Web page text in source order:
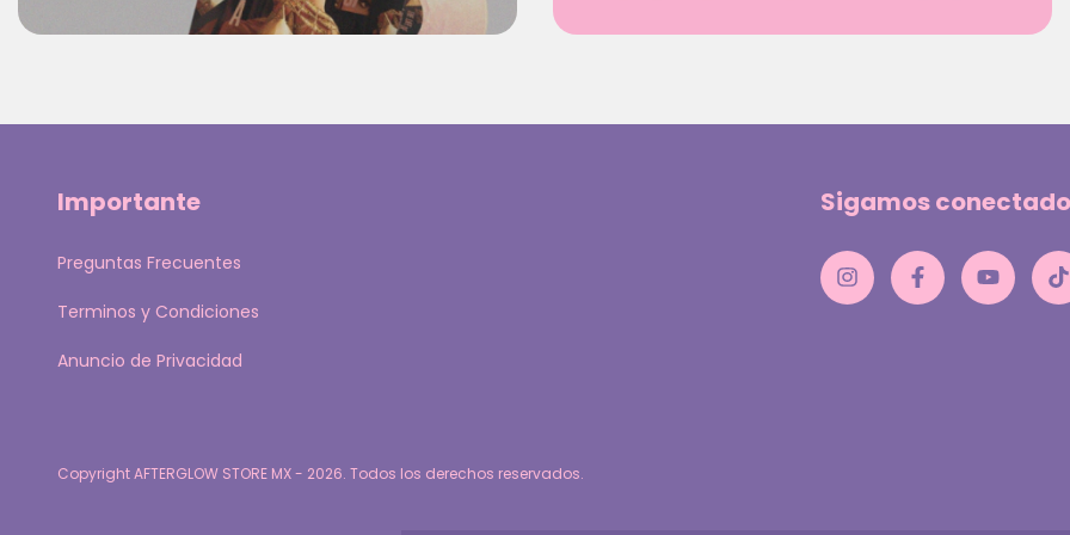
Importante
Preguntas Frecuentes
Terminos y Condiciones
Anuncio de Privacidad
Sigamos
Copyright AFTERGLOW STORE MX - 2026. Todos los derechos reservados.